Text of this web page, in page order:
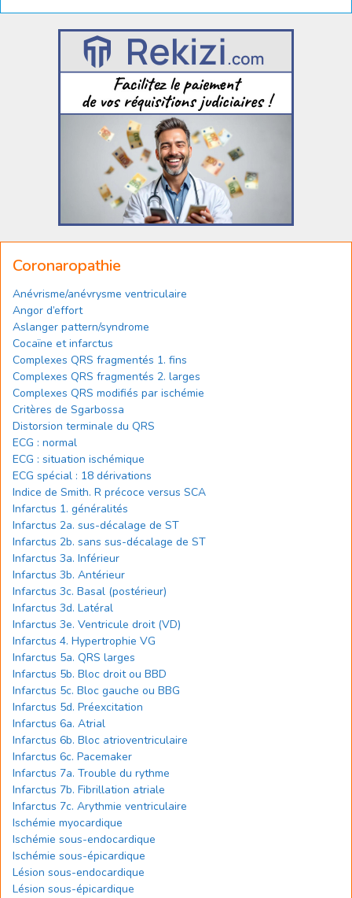
Coronaropathie
Anévrisme/anévrysme ventriculaire
Angor d’effort
Aslanger pattern/syndrome
Cocaïne et infarctus
Complexes QRS fragmentés 1. fins
Complexes QRS fragmentés 2. larges
Complexes QRS modifiés par ischémie
Critères de Sgarbossa
Distorsion terminale du QRS
ECG : normal
ECG : situation ischémique
ECG spécial : 18 dérivations
Indice de Smith. R précoce versus SCA
Infarctus 1. généralités
Infarctus 2a. sus-décalage de ST
Infarctus 2b. sans sus-décalage de ST
Infarctus 3a. Inférieur
Infarctus 3b. Antérieur
Infarctus 3c. Basal (postérieur)
Infarctus 3d. Latéral
Infarctus 3e. Ventricule droit (VD)
Infarctus 4. Hypertrophie VG
Infarctus 5a. QRS larges
Infarctus 5b. Bloc droit ou BBD
Infarctus 5c. Bloc gauche ou BBG
Infarctus 5d. Préexcitation
Infarctus 6a. Atrial
Infarctus 6b. Bloc atrioventriculaire
Infarctus 6c. Pacemaker
Infarctus 7a. Trouble du rythme
Infarctus 7b. Fibrillation atriale
Infarctus 7c. Arythmie ventriculaire
Ischémie myocardique
Ischémie sous-endocardique
Ischémie sous-épicardique
Lésion sous-endocardique
Lésion sous-épicardique